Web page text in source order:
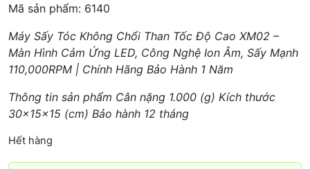
Mã sản phẩm: 6140
Máy Sấy Tóc Không Chổi Than Tốc Độ Cao XM02 –
Màn Hình Cảm Ứng LED, Công Nghệ Ion Âm, Sấy Mạnh
110,000RPM | Chính Hãng Bảo Hành 1 Năm
Thông tin sản phẩm Cân nặng 1.000 (g) Kích thước
30x15x15 (cm) Bảo hành 12 tháng
Hết hàng